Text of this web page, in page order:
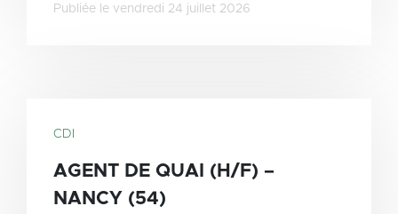
Publiée le vendredi 24 juillet 2026
CDI
AGENT DE QUAI (H/F) –
NANCY (54)